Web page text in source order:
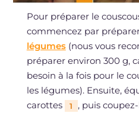
Pour préparer le
commencez par
légumes(nous vous
préparer environ 300 g,
besoin à la fois pour le
les légumes). Ensuite,
carottes
1
, puis